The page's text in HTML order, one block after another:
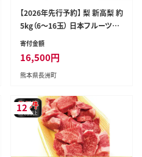
【2026年先行予約】 梨 新高梨 約
5kg（6～16玉） 日本フルーツ株
式会社《9月上旬-10月上旬頃出
物 フルーツ スイーツ デザート
ギフト ご贈答---sn_nfntn_ad9
寄付金額
16,500円
熊本県長洲町
12